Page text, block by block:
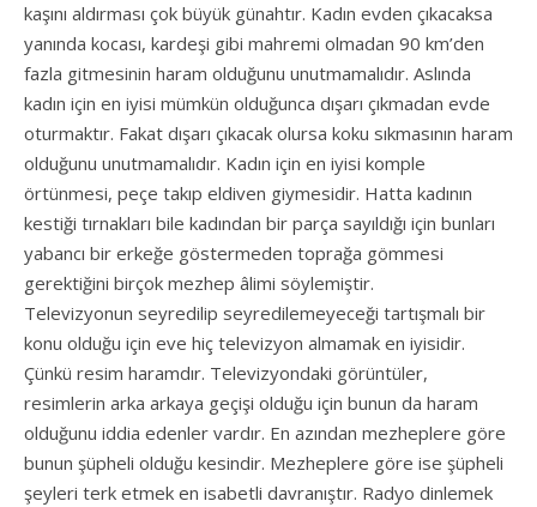
kaşını aldırması çok büyük günahtır. Kadın evden çıkacaksa
yanında kocası, kardeşi gibi mahremi olmadan 90 km’den
fazla gitmesinin haram olduğunu unutmamalıdır. Aslında
kadın için en iyisi mümkün olduğunca dışarı çıkmadan evde
oturmaktır. Fakat dışarı çıkacak olursa koku sıkmasının haram
olduğunu unutmamalıdır. Kadın için en iyisi komple
örtünmesi, peçe takıp eldiven giymesidir. Hatta kadının
kestiği tırnakları bile kadından bir parça sayıldığı için bunları
yabancı bir erkeğe göstermeden toprağa gömmesi
gerektiğini birçok mezhep âlimi söylemiştir.
Televizyonun seyredilip seyredilemeyeceği tartışmalı bir
konu olduğu için eve hiç televizyon almamak en iyisidir.
Çünkü resim haramdır. Televizyondaki görüntüler,
resimlerin arka arkaya geçişi olduğu için bunun da haram
olduğunu iddia edenler vardır. En azından mezheplere göre
bunun şüpheli olduğu kesindir. Mezheplere göre ise şüpheli
şeyleri terk etmek en isabetli davranıştır. Radyo dinlemek